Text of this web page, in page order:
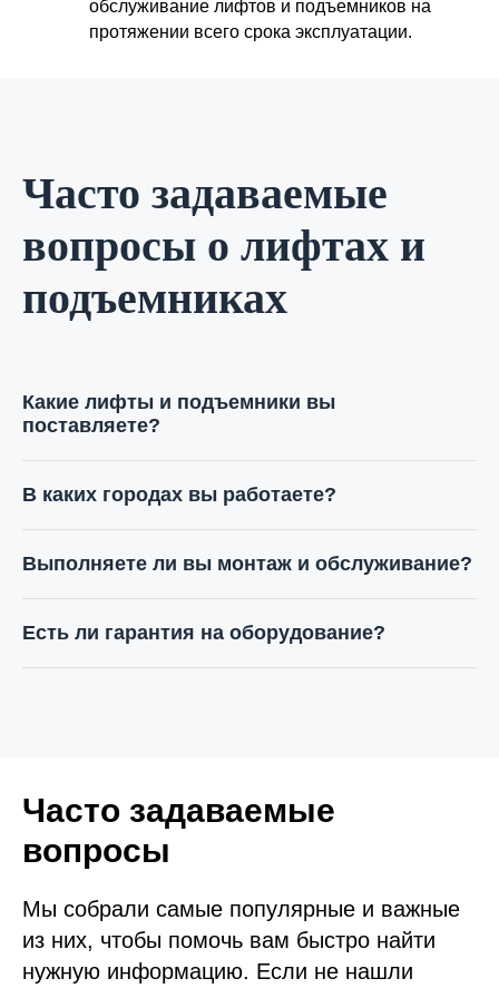
обслуживание лифтов и подъемников на
протяжении всего срока эксплуатации.
Часто задаваемые
вопросы о лифтах и
подъемниках
Какие лифты и подъемники вы
поставляете?
малогрузовые и инвалидные подъемники, а также
эскалаторы и траволаторы для объектов по всему
Казахстану.
В каких городах вы работаете?
поставку, монтаж и обслуживание лифтов и подъемников
Выполняете ли вы монтаж и обслуживание?
монтаж, пусконаладочные работы и техническое
обслуживание лифтового оборудования.
Есть ли гарантия на оборудование?
Часто задаваемые
вопросы
Мы собрали самые популярные и важные
из них, чтобы помочь вам быстро найти
нужную информацию. Если не нашли